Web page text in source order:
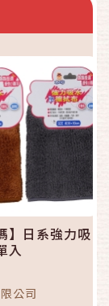
】日系強力吸
入
公司